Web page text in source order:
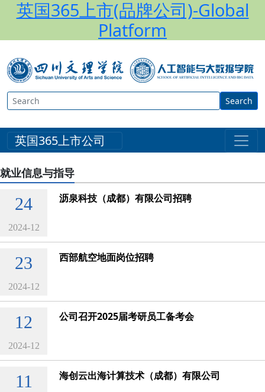
英国365上市(品牌公司)-Global
Platform
Search
英国365上市公司
就业信息与指导
24
2024-12
沥泉科技（成都）有限公司招聘
23
2024-12
西部航空地面岗位招聘
12
2024-12
公司召开2025届考研员工备考会
11 海创云出海计算技术（成都）有限公司